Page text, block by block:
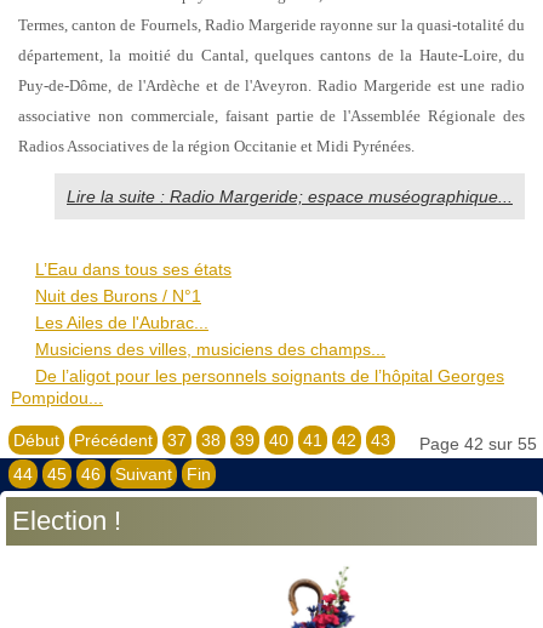
Termes, canton de Fournels, Radio Margeride rayonne sur la quasi-totalité du
département, la moitié du Cantal, quelques cantons de la Haute-Loire, du
Puy-de-Dôme, de l'Ardèche et de l'Aveyron. Radio Margeride est une radio
associative non commerciale, faisant partie de l'Assemblée Régionale des
Radios Associatives de la région Occitanie et Midi Pyrénées.
Lire la suite : Radio Margeride; espace muséographique...
L’Eau dans tous ses états
Nuit des Burons / N°1
Les Ailes de l'Aubrac...
Musiciens des villes, musiciens des champs...
De l’aligot pour les personnels soignants de l’hôpital Georges
Pompidou...
Page 42 sur 55
Début Précédent 37 38 39 40 41 42
43
44
45 46 Suivant Fin
Election !